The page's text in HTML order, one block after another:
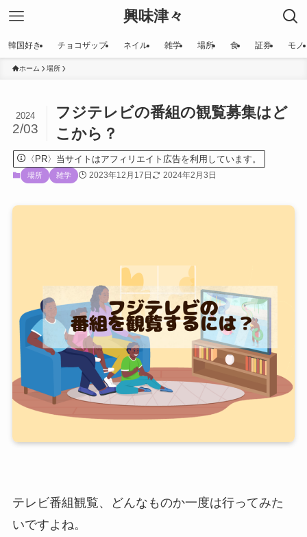
興味津々
韓国好き チョコザップ ネイル 雑学 場所 食 証券 モノ
ホーム 場所
フジテレビの番組の観覧募集はど
こから？
2024
2/03
〈PR〉当サイトはアフィリエイト広告を利用しています。
場所 雑学 2023年12月17日 2024年2月3日
テレビ番組観覧、どんなものか一度は行ってみた
いですよね。